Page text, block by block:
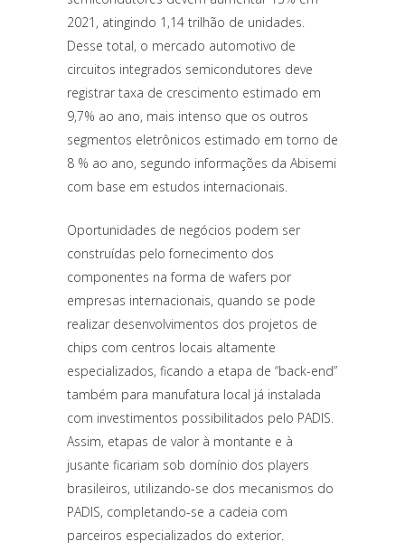
2021, atingindo 1,14 trilhão de unidades.
Desse total, o mercado automotivo de
circuitos integrados semicondutores deve
registrar taxa de crescimento estimado em
9,7% ao ano, mais intenso que os outros
segmentos eletrônicos estimado em torno de
8 % ao ano, segundo informações da Abisemi
com base em estudos internacionais.
Oportunidades de negócios podem ser
construídas pelo fornecimento dos
componentes na forma de wafers por
empresas internacionais, quando se pode
realizar desenvolvimentos dos projetos de
chips com centros locais altamente
especializados, ficando a etapa de “back-end”
também para manufatura local já instalada
com investimentos possibilitados pelo PADIS.
Assim, etapas de valor à montante e à
jusante ficariam sob domínio dos players
brasileiros, utilizando-se dos mecanismos do
PADIS, completando-se a cadeia com
parceiros especializados do exterior.